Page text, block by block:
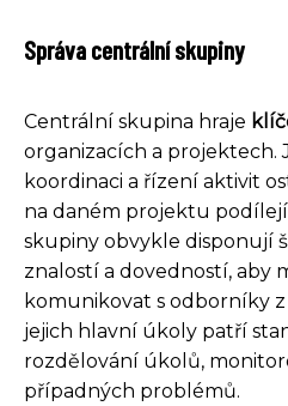
Správa centrální skupiny
Centrální skupina hraje
organizacích a projektech.
koordinaci a řízení aktivit
na daném projektu
skupiny obvykle disponují
znalostí a dovedností, aby
komunikovat s odborníky
jejich hlavní úkoly patří
rozdělování úkolů,
případných problémů.